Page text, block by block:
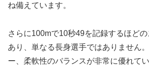
ね備えています。
さらに100mで10秒49を記録するほど
あり、単なる長身選手ではありません
ー、柔軟性のバランスが非常に優れてい